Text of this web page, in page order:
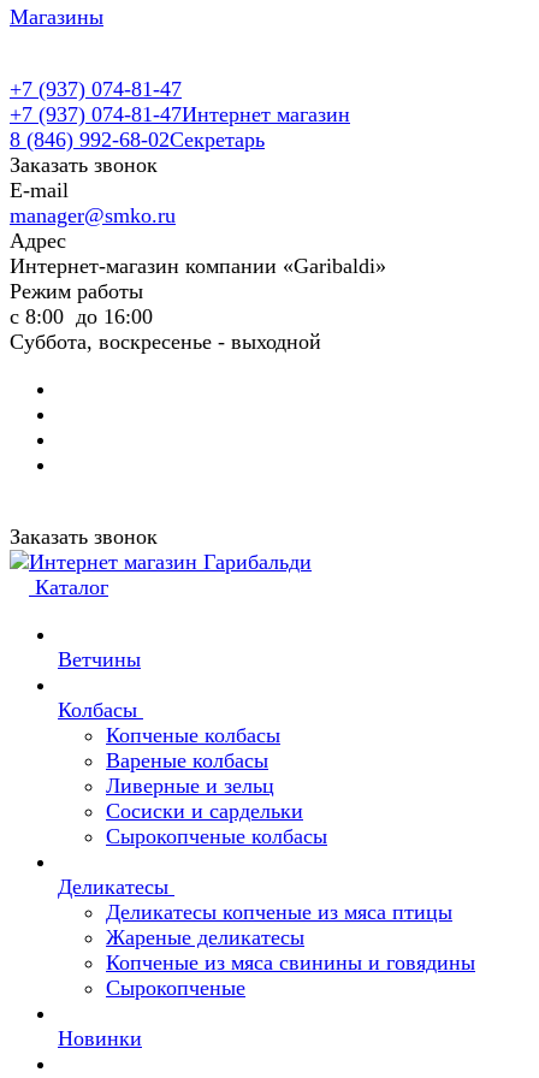
Магазины
+7 (937) 074-81-47
+7 (937) 074-81-47Интернет магазин
8 (846) 992-68-02Секретарь
Заказать звонок
E-mail
manager@smko.ru
Адрес
Интернет-магазин компании «Garibaldi»
Режим работы
с 8:00 до 16:00
Суббота, воскресенье - выходной
Заказать звонок
Каталог
Ветчины
Колбасы
Копченые колбасы
Вареные колбасы
Ливерные и зельц
Сосиски и сардельки
Сырокопченые колбасы
Деликатесы
Деликатесы копченые из мяса птицы
Жареные деликатесы
Копченые из мяса свинины и говядины
Сырокопченые
Новинки